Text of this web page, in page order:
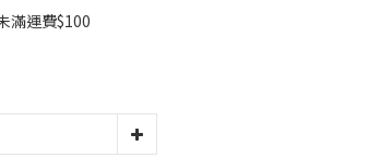
滿運費$100